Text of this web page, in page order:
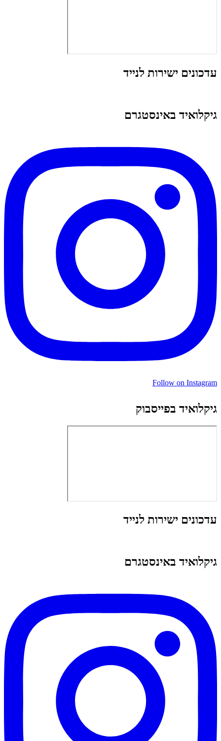
עדכונים ישירות לנייד
גיקלואיד באינסטגרם
Follow on Instagram
גיקלואיד בפייסבוק
עדכונים ישירות לנייד
גיקלואיד באינסטגרם